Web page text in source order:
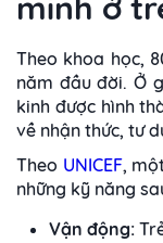
Theo khoa học,
năm đầu đời. Ở
kinh được hình
về nhận thức, tư
Theo UNICEF,
những kỹ năng
Vận động: